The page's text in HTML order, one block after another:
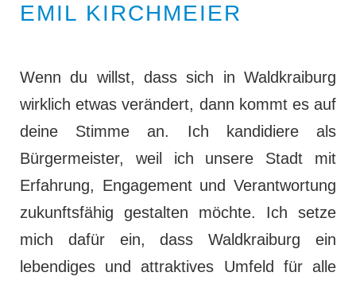
EMIL KIRCHMEIER
Wenn du willst, dass sich in Waldkraiburg
wirklich etwas verändert, dann kommt es auf
deine Stimme an. Ich kandidiere als
Bürgermeister, weil ich unsere Stadt mit
Erfahrung, Engagement und Verantwortung
zukunftsfähig gestalten möchte. Ich setze
mich dafür ein, dass Waldkraiburg ein
lebendiges und attraktives Umfeld für alle